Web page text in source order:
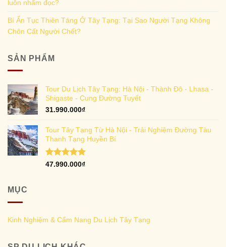
luôn nhẩm đọc?
Bí Ẩn Tục Thiên Táng Ở Tây Tạng: Tại Sao Người Tạng Không
Chôn Cất Người Chết?
SẢN PHẨM
Tour Du Lịch Tây Tạng: Hà Nội - Thành Đô - Lhasa -
Shigaste - Cung Đường Tuyết
31.990.000₫
Tour Tây Tạng Từ Hà Nội - Trải Nghiệm Đường Tàu
Thanh Tạng Huyền Bí
Rated 5.00
47.990.000₫
MỤC
Kinh Nghiệm & Cẩm Nang Du Lịch Tây Tạng